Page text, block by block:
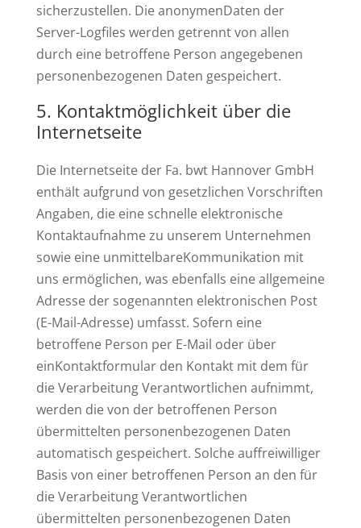
sicherzustellen. Die anonymenDaten der
Server-Logfiles werden getrennt von allen
durch eine betroffene Person angegebenen
personenbezogenen Daten gespeichert.
Kontaktmöglichkeit über die
Internetseite
Die Internetseite der Fa. bwt Hannover GmbH
enthält aufgrund von gesetzlichen Vorschriften
Angaben, die eine schnelle elektronische
Kontaktaufnahme zu unserem Unternehmen
sowie eine unmittelbareKommunikation mit
uns ermöglichen, was ebenfalls eine allgemeine
Adresse der sogenannten elektronischen Post
(E-Mail-Adresse) umfasst. Sofern eine
betroffene Person per E-Mail oder über
einKontaktformular den Kontakt mit dem für
die Verarbeitung Verantwortlichen aufnimmt,
werden die von der betroffenen Person
übermittelten personenbezogenen Daten
automatisch gespeichert. Solche auffreiwilliger
Basis von einer betroffenen Person an den für
die Verarbeitung Verantwortlichen
übermittelten personenbezogenen Daten